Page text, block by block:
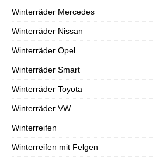
Winterräder Mercedes
Winterräder Nissan
Winterräder Opel
Winterräder Smart
Winterräder Toyota
Winterräder VW
Winterreifen
Winterreifen mit Felgen